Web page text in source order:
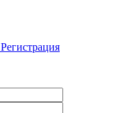
Регистрация